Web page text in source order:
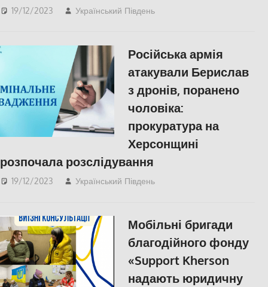
19/12/2023 Український Південь
Російська армія
атакували Берислав
з дронів, поранено
чоловіка:
прокуратура на
Херсонщині
розпочала розслідування
19/12/2023 Український Південь
Мобільні бригади
благодійного фонду
«Support Kherson
надають юридичну